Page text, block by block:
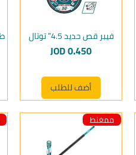
فيبر قص حديد 4.5" توتال
السعر
JOD 0.450
أضف للطلب
ممغنط